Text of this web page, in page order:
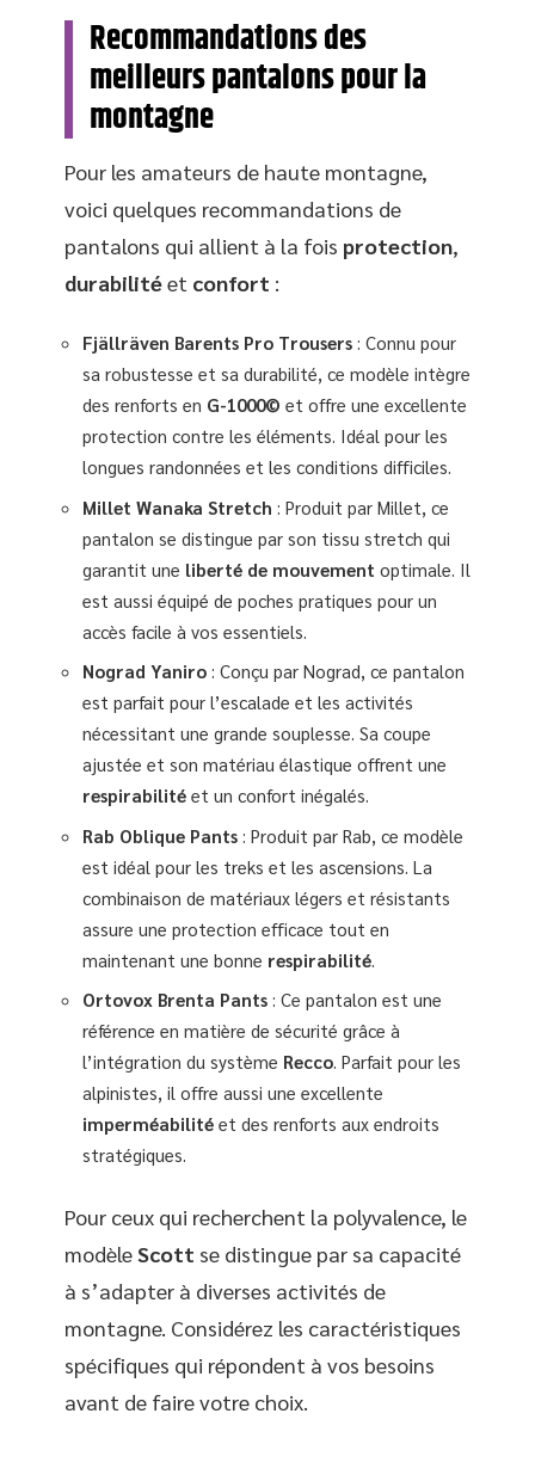
Recommandations des
meilleurs pantalons pour la
montagne
Pour les amateurs de haute montagne,
voici quelques recommandations de
pantalons qui allient à la fois protection,
durabilitéet confort :
Fjällräven Barents Pro Trousers : Connu pour
sa robustesse et sa durabilité, ce modèle intègre
des renforts en G-1000© et offre une excellente
protection contre les éléments. Idéal pour les
longues randonnées et les conditions difficiles.
Millet Wanaka Stretch : Produit par Millet, ce
pantalon se distingue par son tissu stretch qui
garantit une liberté de mouvement optimale. Il
est aussi équipé de poches pratiques pour un
accès facile à vos essentiels.
Nograd Yaniro : Conçu par Nograd, ce pantalon
est parfait pour l’escalade et les activités
nécessitant une grande souplesse. Sa coupe
ajustée et son matériau élastique offrent une
respirabilité et un confort inégalés.
Rab Oblique Pants : Produit par Rab, ce modèle
est idéal pour les treks et les ascensions. La
combinaison de matériaux légers et résistants
assure une protection efficace tout en
maintenant une bonne respirabilité
Ortovox Brenta Pants : Ce pantalon est une
référence en matière de sécurité grâce à
l’intégration du système Recco. Parfait pour les
alpinistes, il offre aussi une excellente
imperméabilité et des renforts aux endroits
stratégiques.
Pour ceux qui recherchent la polyvalence, le
modèleScott se distingue par sa capacité
à s’adapter à diverses activités de
montagne. Considérez les caractéristiques
spécifiques qui répondent à vos besoins
avant de faire votre choix.